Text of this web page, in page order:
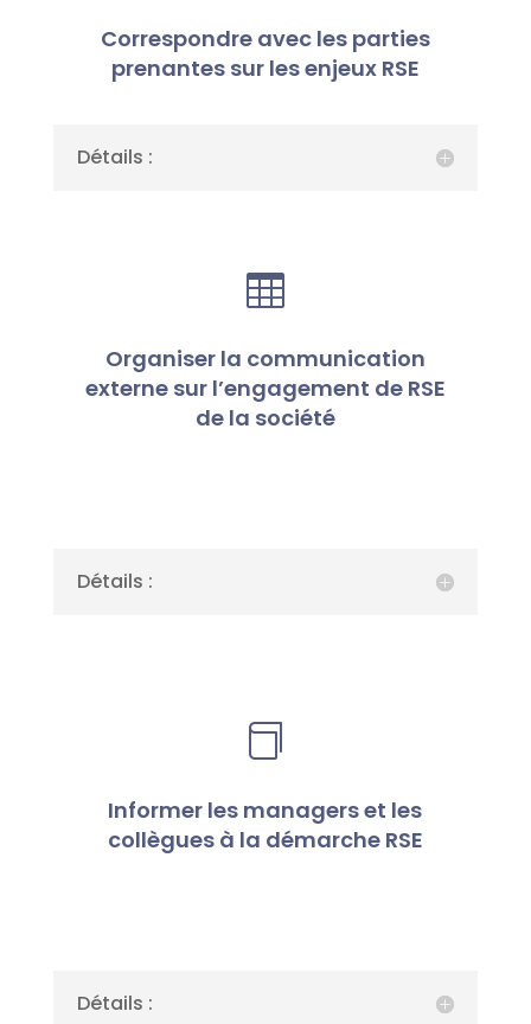
Correspondre avec les parties
prenantes sur les enjeux RSE
Détails :

Organiser la communication
externe sur l’engagement de RSE
de la société
Détails :

Informer les managers et les
collègues à la démarche RSE
Détails :